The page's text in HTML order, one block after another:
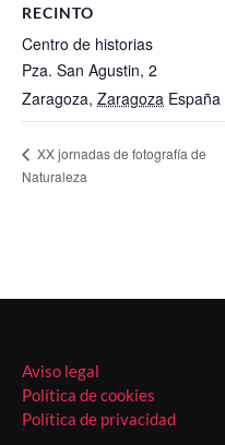
RECINTO
Centro de historias
Pza. San Agustin, 2
Zaragoza, Zaragoza España
XX jornadas de fotografía de
Naturaleza
Aviso legal
Política de cookies
Política de privacidad